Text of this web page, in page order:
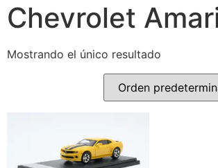
Chevrolet
Mostrando el único resultado